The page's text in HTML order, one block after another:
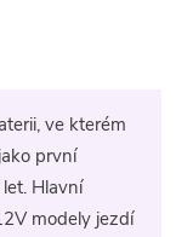
ve kterém
první
Hlavní
modely jezdí